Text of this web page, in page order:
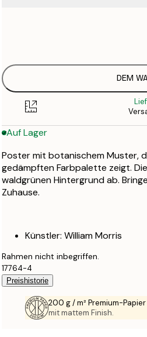
DEM
Auf Lager
Poster mit botanischem Muster,
gedämpften Farbpalette zeigt.
waldgrünen Hintergrund ab.
Zuhause.
Künstler: William Morris
Rahmen nicht inbegriffen.
17764-4
Preishistorie
200 g / m² Premium-Papier
mit mattem Finish.